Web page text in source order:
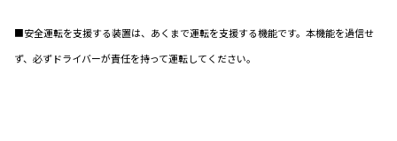
■安全運転を支援する装置は、あくまで運転を支援する機能です。本機能を過信せ
ず、必ずドライバーが責任を持って運転してください。